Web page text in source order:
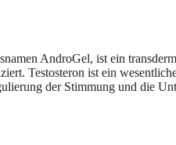
AndroGel, ist ein
Testosteron ist ein
der Stimmung und die